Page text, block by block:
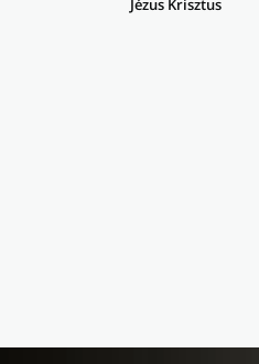
Jézus Krisztus